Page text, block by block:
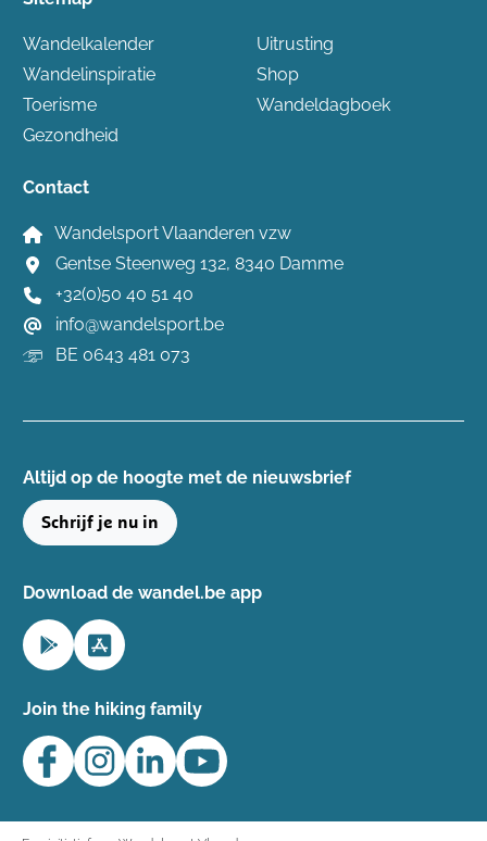
Wandelkalender
Wandelinspiratie
Toerisme
Gezondheid
Uitrusting
Shop
Wandeldagboek
Contact
Wandelsport Vlaanderen vzw
Gentse Steenweg 132, 8340 Damme
+32(0)50 40 51 40
info@wandelsport.be
BE 0643 481 073
Altijd op de hoogte ​met de nieuwsbrief
Schrijf je nu in
Download de wandel.be app
Join the hiking family